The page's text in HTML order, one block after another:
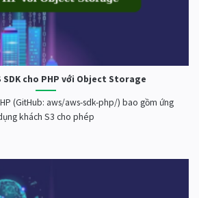
SDK cho PHP với Object Storage
(GitHub: aws/aws-sdk-php/) bao gồm ứng
khách S3 cho phép